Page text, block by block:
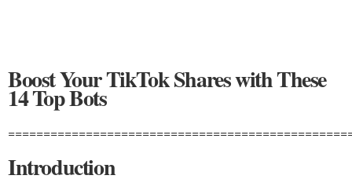
Boost Your TikTok Shares with These
14 Top Bots
Introduction